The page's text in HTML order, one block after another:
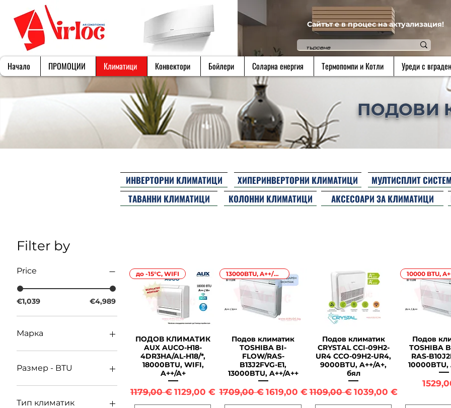
Сайтът е в процес на актуализация!
Начало ПРОМОЦИИ Климатици Конвектори Бойлери Соларна енергия Термопомпи и Котли Уреди с
ПОДОВИ
ИНВЕРТОРНИ КЛИМАТИЦИ ХИПЕРИНВЕРТОРНИ КЛИМАТИЦИ МУЛТИСПЛИТ
ТАВАННИ КЛИМАТИЦИ
КОЛОННИ КЛИМАТИЦИ АКСЕСОАРИ ЗА КЛИМАТИЦИ
Filter by
Price
€1,039 €4,989
Марка
Kaisai
Daikin
Размер - BTU
9000 BTU
12000 BTU
Тип климатик
Quick View
до -15°С, WIFI
ПОДОВ КЛИМАТИК
AUX AUCO-H18-
4DR3HA/AL-H18/*,
18000BTU, WIFI,
A++/A+
Regular Price
1179,00 €Sale Price
1129,00 €
Quick View
13000BTU, A++/A++
Подов климатик
TOSHIBA BI-
FLOW/RAS-
B13J2FVG-E1,
13000BTU, A++/A++
Regular Price
1709,00 € Sale Price
1619,00 €
Quick View
Подов климатик
CRYSTAL CCI-09H2-
UR4 CCO-09H2-UR4,
9000BTU, A++/A+,
бял
Regular Price
1109,00 € Sale Price
1039,00 €
Quick
Подов
TOSHIBA
RAS-
10000BTU,
Price